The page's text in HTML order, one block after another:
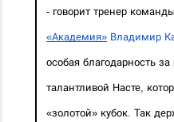
«Академия» Владимир
особая благодарность
талантливой Насте,
«золотой» кубок. Так